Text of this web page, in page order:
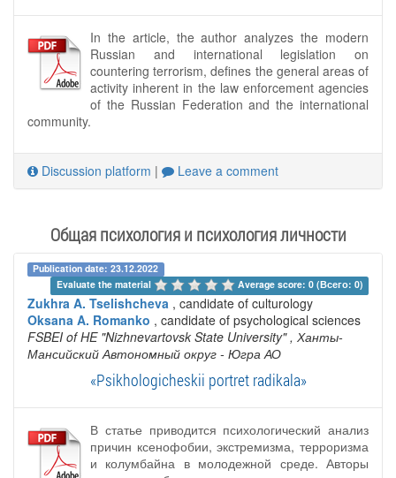
In the article, the author analyzes the modern
Russian and international legislation on
countering terrorism, defines the general areas of
activity inherent in the law enforcement agencies
of the Russian Federation and the international
community.
Discussion platform | Leave a comment
Общая психология и психология личности
Publication date: 23.12.2022
Evaluate the material
Average score: 0 (Всего: 0)
Zukhra A. Tselishcheva , candidate of culturology
Oksana A. Romanko , candidate of psychological sciences
FSBEI of HE "Nizhnevartovsk State University" , Ханты-
Мансийский Автономный округ - Югра АО
«Psikhologicheskii portret radikala»
В статье приводится психологический анализ
причин ксенофобии, экстремизма, терроризма
и колумбайна в молодежной среде. Авторы